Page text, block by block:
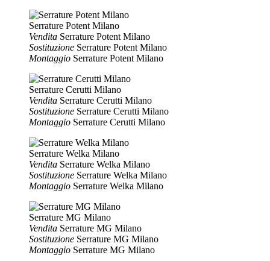
Serrature Potent Milano
Vendita Serrature Potent Milano
Sostituzione Serrature Potent Milano
Montaggio Serrature Potent Milano
Serrature Cerutti Milano
Vendita Serrature Cerutti Milano
Sostituzione Serrature Cerutti Milano
Montaggio Serrature Cerutti Milano
Serrature Welka Milano
Vendita Serrature Welka Milano
Sostituzione Serrature Welka Milano
Montaggio Serrature Welka Milano
Serrature MG Milano
Vendita Serrature MG Milano
Sostituzione Serrature MG Milano
Montaggio Serrature MG Milano